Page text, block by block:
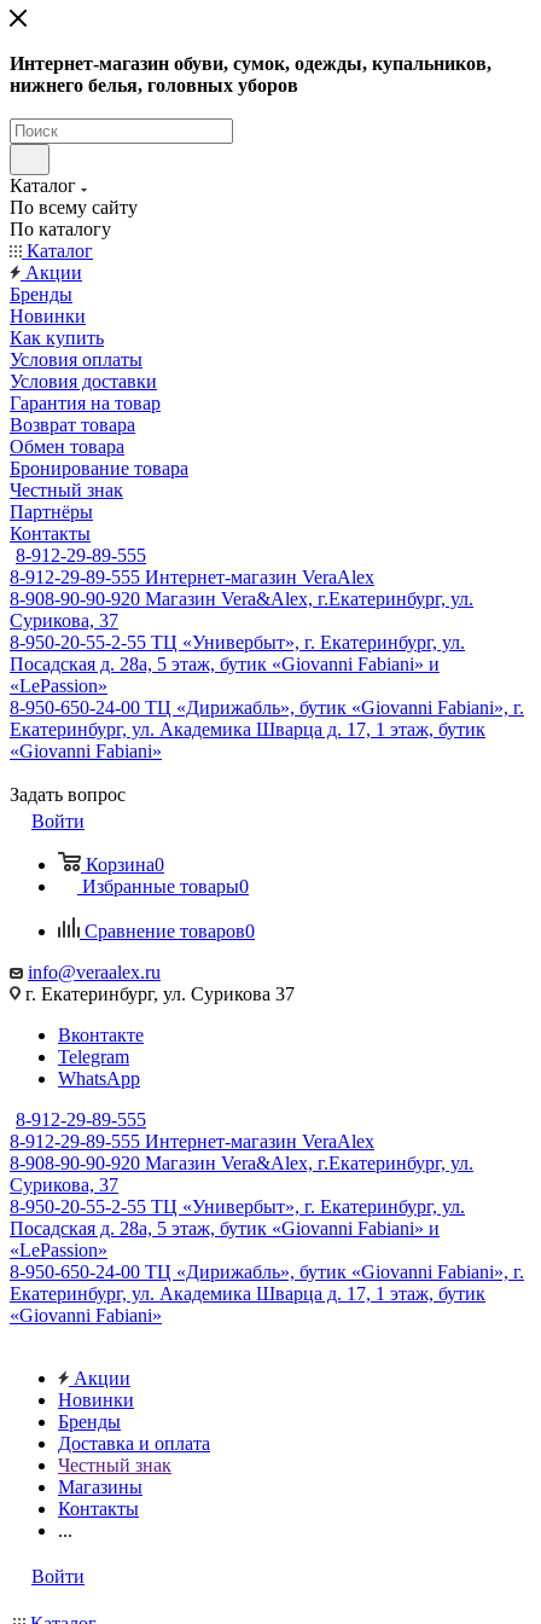
Интернет-магазин обуви, сумок, одежды, купальников,
нижнего белья, головных уборов
Каталог
По всему сайту
По каталогу
Каталог
Акции
Бренды
Новинки
Как купить
Условия оплаты
Условия доставки
Гарантия на товар
Возврат товара
Обмен товара
Бронирование товара
Честный знак
Партнёры
Контакты
8-912-29-89-555
8-912-29-89-555 Интернет-магазин VeraAlex
8-908-90-90-920 Магазин Vera&Alex, г.Екатеринбург, ул.
Сурикова, 37
8-950-20-55-2-55 ТЦ «Универбыт», г. Екатеринбург, ул.
Посадская д. 28а, 5 этаж, бутик «Giovanni Fabiani» и
«LePassion»
8-950-650-24-00 ТЦ «Дирижабль», бутик «Giovanni Fabiani», г.
Екатеринбург, ул. Академика Шварца д. 17, 1 этаж, бутик
«Giovanni Fabiani»
Задать вопрос
Войти
Корзина0
Избранные товары0
Сравнение товаров0
info@veraalex.ru
г. Екатеринбург, ул. Сурикова 37
Вконтакте
Telegram
WhatsApp
8-912-29-89-555
8-912-29-89-555 Интернет-магазин VeraAlex
8-908-90-90-920 Магазин Vera&Alex, г.Екатеринбург, ул.
Сурикова, 37
8-950-20-55-2-55 ТЦ «Универбыт», г. Екатеринбург, ул.
Посадская д. 28а, 5 этаж, бутик «Giovanni Fabiani» и
«LePassion»
8-950-650-24-00 ТЦ «Дирижабль», бутик «Giovanni Fabiani», г.
Екатеринбург, ул. Академика Шварца д. 17, 1 этаж, бутик
«Giovanni Fabiani»
Акции
Новинки
Бренды
Доставка и оплата
Честный знак
Магазины
Контакты
...
Войти